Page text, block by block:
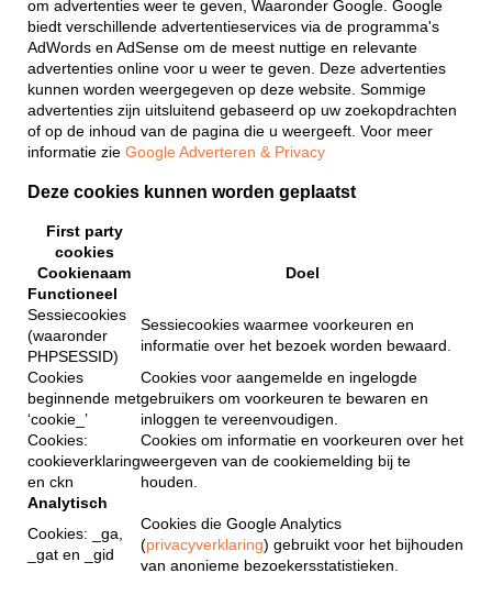
om advertenties weer te geven, Waaronder Google. Google
biedt verschillende advertentieservices via de programma's
AdWords en AdSense om de meest nuttige en relevante
advertenties online voor u weer te geven. Deze advertenties
kunnen worden weergegeven op deze website. Sommige
advertenties zijn uitsluitend gebaseerd op uw zoekopdrachten
of op de inhoud van de pagina die u weergeeft. Voor meer
informatie zie Google Adverteren & Privacy
Deze cookies kunnen worden geplaatst
First party
cookies
Cookienaam
Doel
Functioneel
Sessiecookies
(waaronder
PHPSESSID)
Sessiecookies waarmee voorkeuren en
informatie over het bezoek worden bewaard.
Cookies
beginnende met
‘cookie_’
Cookies voor aangemelde en ingelogde
gebruikers om voorkeuren te bewaren en
inloggen te vereenvoudigen.
Cookies:
cookieverklaring
en ckn
Cookies om informatie en voorkeuren over het
weergeven van de cookiemelding bij te
houden.
Analytisch
Cookies: _ga,
_gat en _gid
Cookies die Google Analytics
(privacyverklaring) gebruikt voor het bijhouden
van anonieme bezoekersstatistieken.